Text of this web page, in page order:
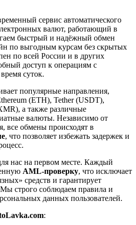
сервис автоматического
валют, работающий в
быстрый и надёжный обмен
по выгодным курсам без скрытых
по всей России и в других
доступ к операциям с
суток.
популярные направления,
(ETH), Tether (USDT),
а также различные
валюты. Независимо от
все обмены происходят в
, что позволяет избежать задержек и
нас на первом месте. Каждый
AML-проверку, что исключает
средств и гарантирует
строго соблюдаем правила и
данных пользователей.
: